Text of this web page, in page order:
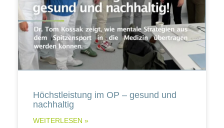
Höchstleistung im OP – gesund und
nachhaltig
WEITERLESEN »